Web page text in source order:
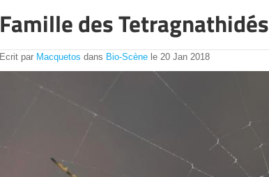
Famille des Tetragnathidés
Ecrit par Macquetos dans Bio-Scène le 20 Jan 2018